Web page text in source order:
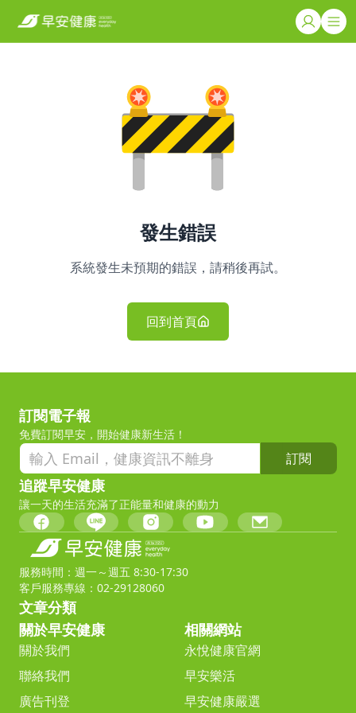
發生錯誤
系統發生未預期的錯誤，請稍後再試。
回到首頁
訂閱電子報
免費訂閱早安，開始健康新生活！
訂閱
追蹤早安健康
讓一天的生活充滿了正能量和健康的動力
服務時間：週一～週五 8:30-17:30
客戶服務專線：02-29128060
文章分類
關於早安健康
關於我們
聯絡我們
廣告刊登
相關網站
永悅健康官網
早安樂活
早安健康嚴選